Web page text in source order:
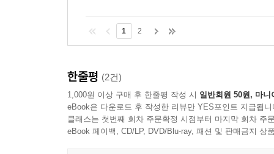
1 2
한줄평 (2건)
1,000원 이상 구매 후 한줄평 작성 시 일반회원 50원, 마니
eBook은 다운로드 후 작성한 리뷰만 YES포인트 지급됩니
클래스는 첫번째 회차 주문확정 시점부터 마지막 회차 주
eBook 페이백, CD/LP, DVD/Blu-ray, 패션 및 판매금지 상